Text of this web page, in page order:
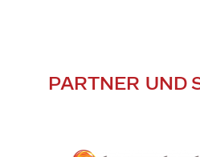
PARTNER UND